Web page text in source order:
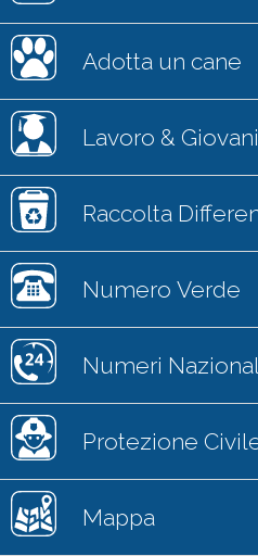
Adotta un cane
Lavoro & Giovani
Raccolta
Numero Verde
Numeri
Protezione
Mappa